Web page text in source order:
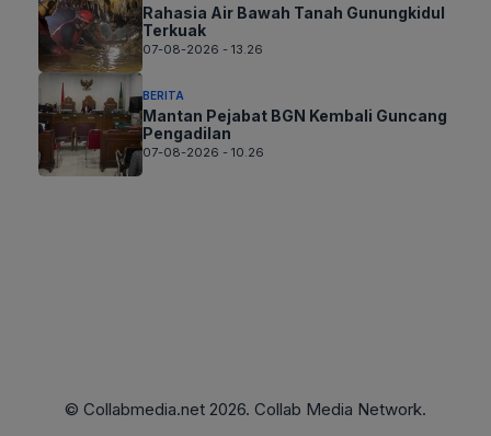
Rahasia Air Bawah Tanah Gunungkidul
Terkuak
07-08-2026 - 13.26
BERITA
Mantan Pejabat BGN Kembali Guncang
Pengadilan
07-08-2026 - 10.26
© Collabmedia.net 2026. Collab Media Network.